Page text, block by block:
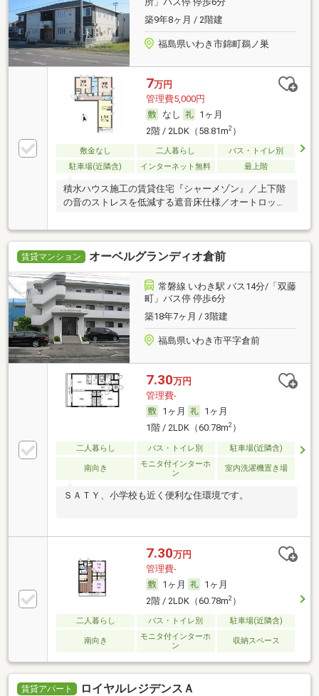
築9年8ヶ月 / 2階建
福島県いわき市錦町鵜ノ巣
7万円
管理費5,000円
なし
1ヶ月
2階 / 2LDK（58.81m2）
敷金なし 二人暮らし
バス・トイレ別
駐車場(近隣含)
インターネット無料 最上階
積水ハウス施工の賃貸住宅『シャーメゾン』／上下階
の音のストレスを低減する遮音床仕様／オートロッ
賃貸マンション オーベルグランディオ倉前
常磐線 いわき駅 バス14分/「双藤
町」バス停 停歩6分
築18年7ヶ月 / 3階建
福島県いわき市平字倉前
7.30万円
管理費-
1ヶ月
1ヶ月
1階 / 2LDK（60.78m2）
二人暮らし バス・トイレ別 駐車場(近隣含)
南向き
モニタ付インターホ
ン
室内洗濯機置き場
ＳＡＴＹ、小学校も近く便利な住環境です。
7.30万円
管理費-
1ヶ月
1ヶ月
2階 / 2LDK（60.78m2）
二人暮らし バス・トイレ別 駐車場(近隣含)
南向き
モニタ付インターホ
ン
収納スペース
賃貸アパート ロイヤルレジデンスＡ